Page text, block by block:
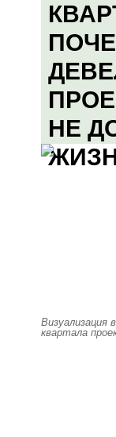
НЕ
Визуализация
квартала